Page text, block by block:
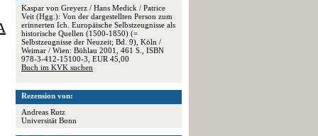
Kaspar von Greyerz / Hans Medick / Patrice
Veit (Hgg.): Von der dargestellten Person zum
erinnerten Ich. Europäische Selbstzeugnisse als
historische Quellen (1500-1850) (=
Selbstzeugnisse der Neuzeit; Bd. 9), Köln /
Weimar / Wien: Böhlau 2001, 461 S., ISBN
978-3-412-15100-3, EUR 45,00
Buch im KVK suchen
Rezension von:
Andreas Rutz
Universität Bonn